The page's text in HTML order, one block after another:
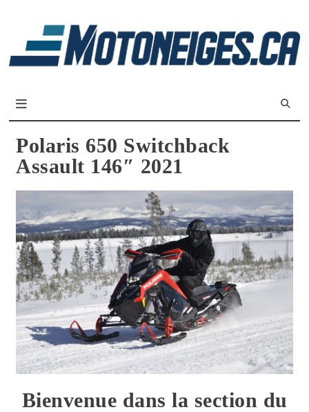
Polaris 650 Switchback
Assault 146″ 2021
Bienvenue dans la section du